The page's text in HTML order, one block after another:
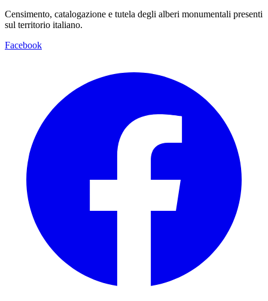
Censimento, catalogazione e tutela degli alberi monumentali presenti
sul territorio italiano.
Facebook